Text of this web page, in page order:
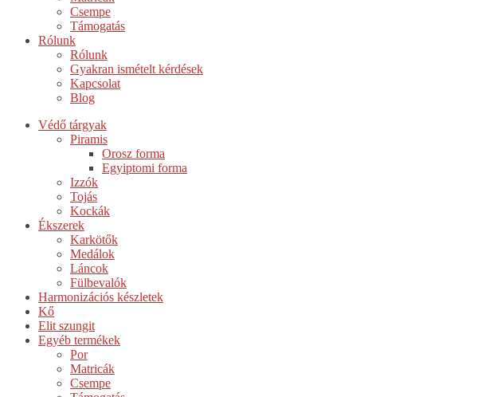
Csempe
Támogatás
Rólunk
Rólunk
Gyakran ismételt kérdések
Kapcsolat
Blog
Védő tárgyak
Piramis
Orosz forma
Egyiptomi forma
Izzók
Tojás
Kockák
Ékszerek
Karkötők
Medálok
Láncok
Fülbevalók
Harmonizációs készletek
Kő
Elit szungit
Egyéb termékek
Por
Matricák
Csempe